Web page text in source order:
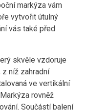
markýza vám
vytvořit útulný
vás také před
skvěle vzdoruje
z níž zahradní
ve vertikální
rovněž
Součástí balení